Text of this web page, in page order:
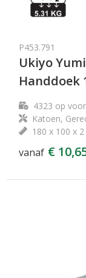
P453.791
Ukiyo
Handdoek
4323 op
Katoen,
180 x 100 x
vanaf €